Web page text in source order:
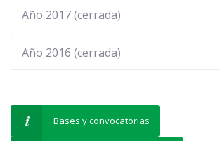
Año 2017 (cerrada)
Año 2016 (cerrada)
Bases y convocatorias